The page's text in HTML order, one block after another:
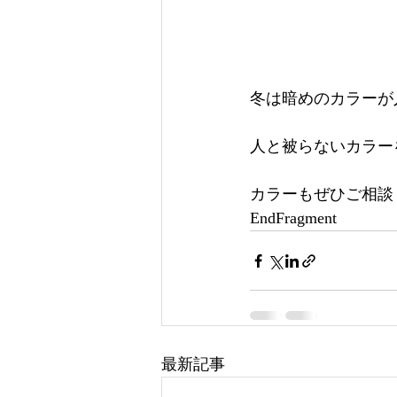
冬は暗めのカラー
人と被らないカラ
カラーもぜひご相
EndFragment
最新記事